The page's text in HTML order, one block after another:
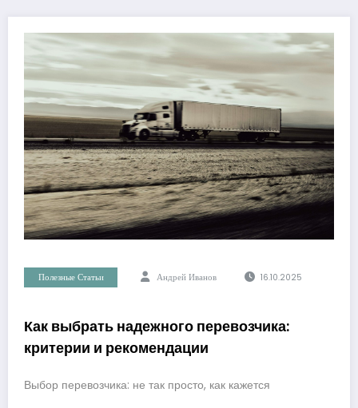
Полезные Статьи Андрей Иванов 16.10.2025
Как выбрать надежного перевозчика:
критерии и рекомендации
Выбор перевозчика: не так просто, как кажется